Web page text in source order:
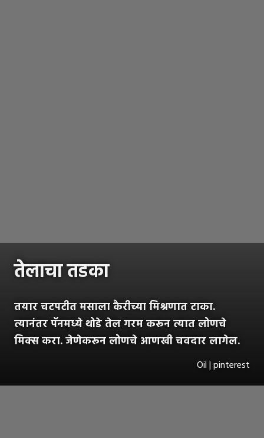
तेलाचा तडका
तयार चटपटीत मसाला कैरीच्या मिश्रणात टाका.
त्यानंतर पॅनमध्ये थोडे तेल गरम करून त्यात लोणचे
मिक्स करा. जेणेकरून लोणचे आणखी चवदार लागेल.
Oil | pinterest